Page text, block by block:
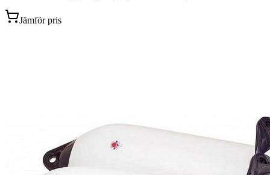
Jämför pris